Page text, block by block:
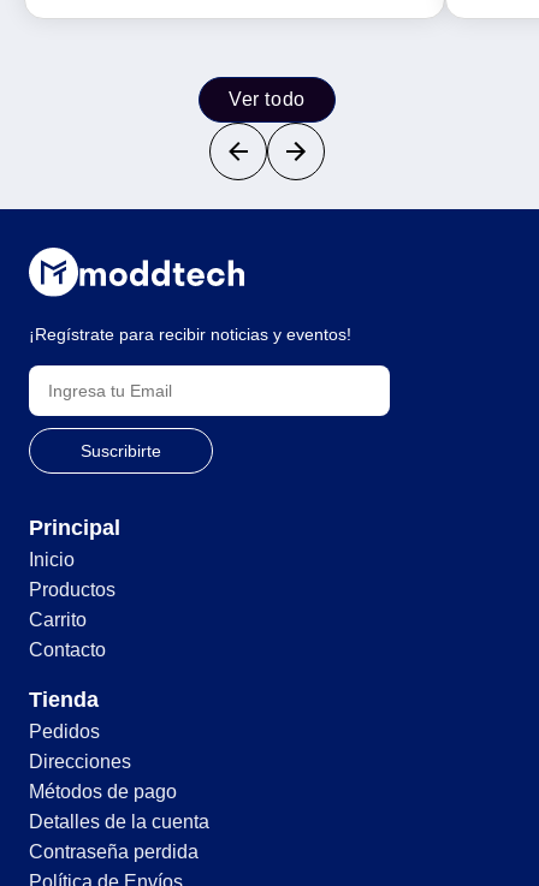
Ver todo
¡Regístrate para recibir noticias y eventos!
Principal
Inicio
Productos
Carrito
Contacto
Tienda
Pedidos
Direcciones
Métodos de pago
Detalles de la cuenta
Contraseña perdida